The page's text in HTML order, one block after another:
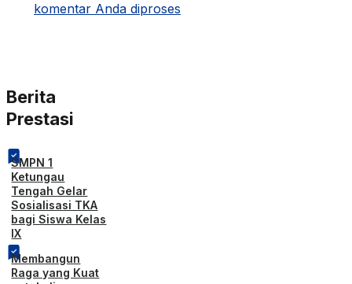
komentar Anda diproses
Berita
Prestasi
SMPN 1
Ketungau
Tengah Gelar
Sosialisasi TKA
bagi Siswa Kelas
IX
Membangun
Raga yang Kuat